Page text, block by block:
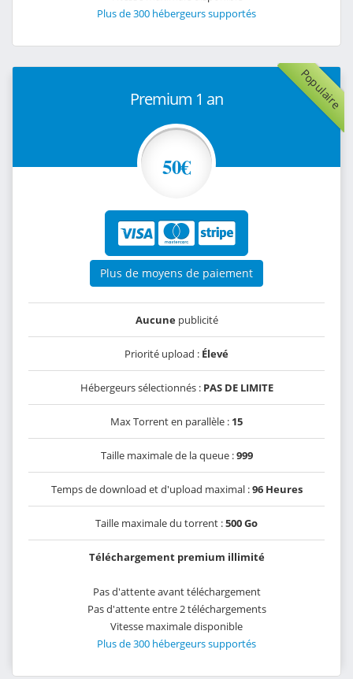
Plus de 300 hébergeurs supportés
Populaire
Premium 1 an
50€
Plus de moyens de paiement
Aucunepublicité
Priorité upload : Élevé
Hébergeurs sélectionnés : PAS DE LIMITE
Max Torrent en parallèle : 15
Taille maximale de la queue :999
Temps de download et d'upload maximal :96 Heures
Taille maximale du torrent :500 Go
Téléchargement premium illimité
Pas d'attente avant téléchargement
Pas d'attente entre 2 téléchargements
Vitesse maximale disponible
Plus de 300 hébergeurs supportés